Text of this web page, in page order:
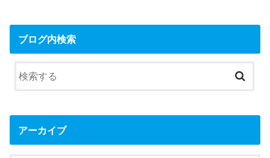
ブログ内検索
アーカイブ